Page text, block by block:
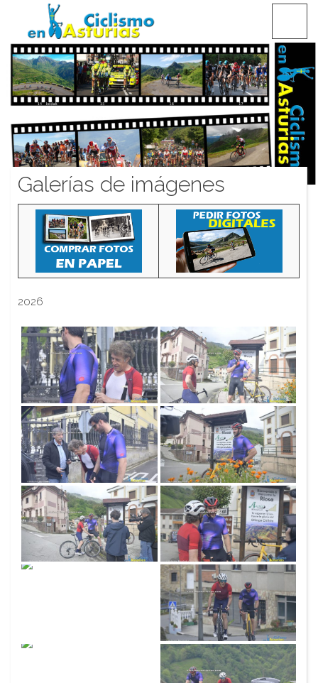
CICLISMO EN ASTURIAS
Galerías de imágenes
2026